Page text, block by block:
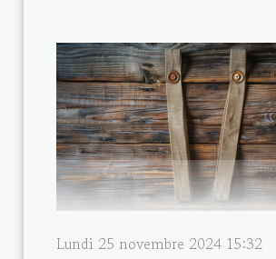
Lundi 25 novembre 2024 15:32